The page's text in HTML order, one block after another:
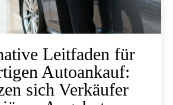
Leitfaden für
Autoankauf:
sich Verkäufer